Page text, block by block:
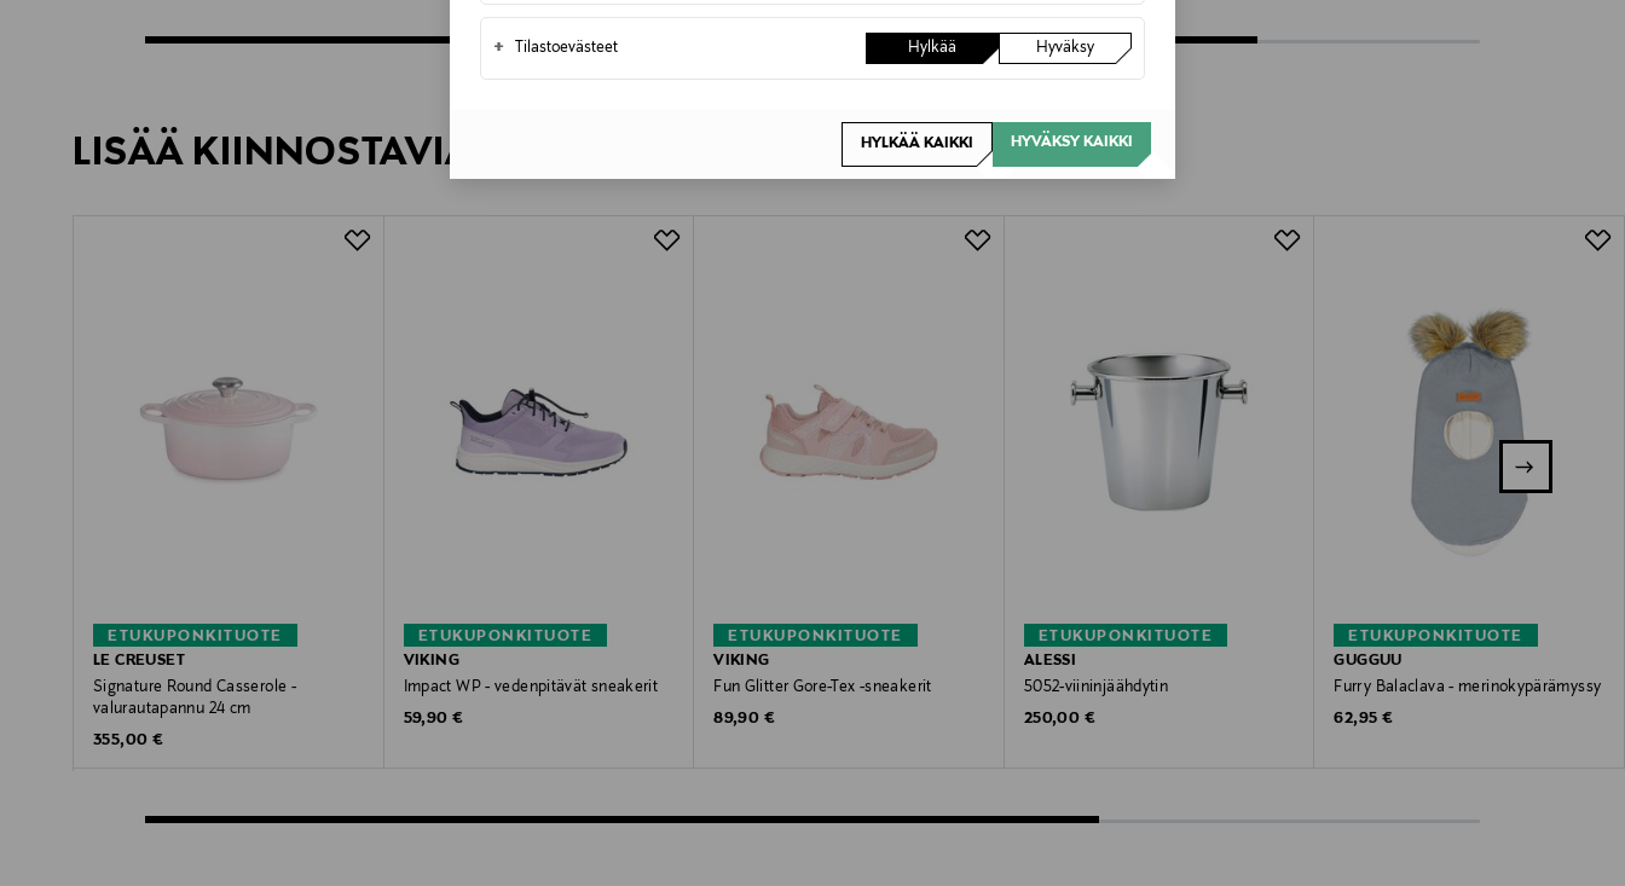
+ Tilastoevästeet Hylkää Hyväksy
HYLKÄÄ KAIKKI HYVÄKSY KAIKKI
LISÄÄ KIINNOSTAVIA TUOTTEITA
ETUKUPONKITUOTE
LE CREUSET
Signature Round Casserole -
valurautapannu 24 cm
Original Price
355,00 €
ETUKUPONKITUOTE
VIKING
Impact WP - vedenpitävät sneakerit
Original Price
59,90 €
ETUKUPONKITUOTE
VIKING
Fun Glitter Gore-Tex -sneakerit
Original Price
89,90 €
ETUKUPONKITUOTE
ALESSI
5052-viininjäähdytin
Original Price
250,00 €
ETUKUPONKITUOTE
GUGGUU
Furry Balaclava - merinokypärämyssy
Original Price
62,95 €